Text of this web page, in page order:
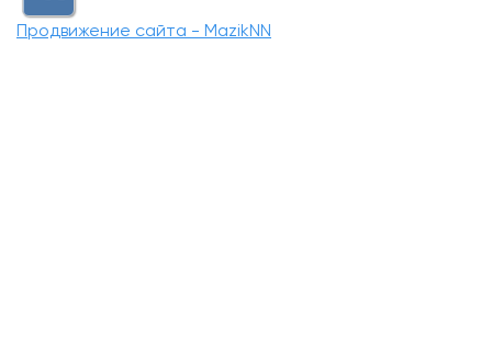
Продвижение сайта - MazikNN